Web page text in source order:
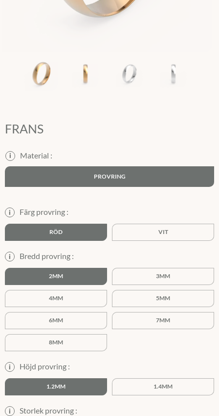
FRANS
PROVRING
i
i Färg provring :
RÖD VIT
i Bredd provring :
2MM 3MM
4MM 5MM
6MM 7MM
8MM
i Höjd provring :
1.2MM 1.4MM
i Storlek provring :